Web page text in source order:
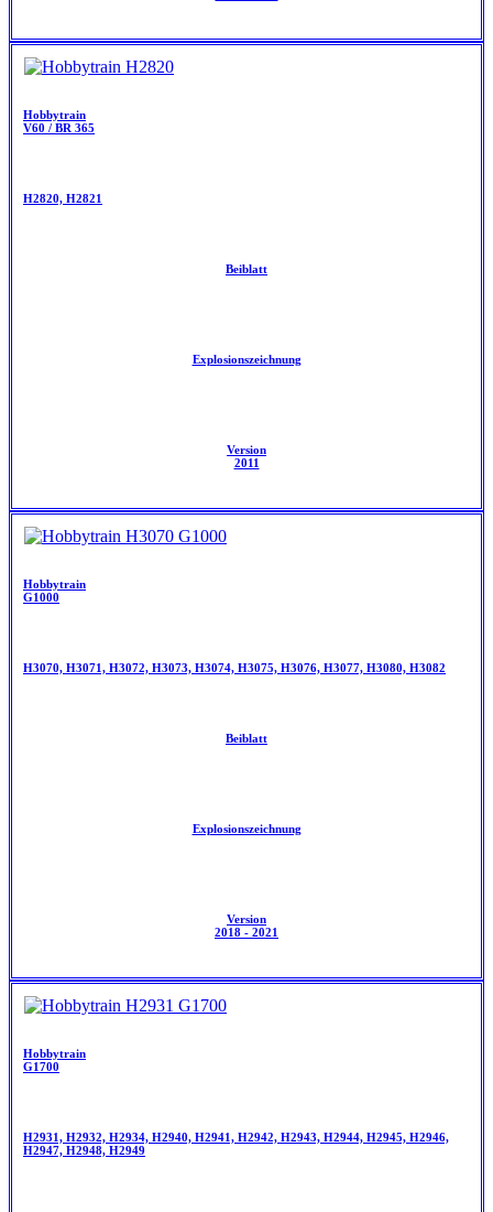
Hobbytrain
V60 / BR 365
H2820, H2821
Beiblatt
Explosionszeichnung
Version
2011
Hobbytrain
G1000
H3070, H3071, H3072, H3073, H3074, H3075, H3076, H3077, H3080, H3082
Beiblatt
Explosionszeichnung
Version
2018 - 2021
Hobbytrain
G1700
H2931, H2932, H2934, H2940, H2941, H2942, H2943, H2944, H2945, H2946,
H2947, H2948, H2949